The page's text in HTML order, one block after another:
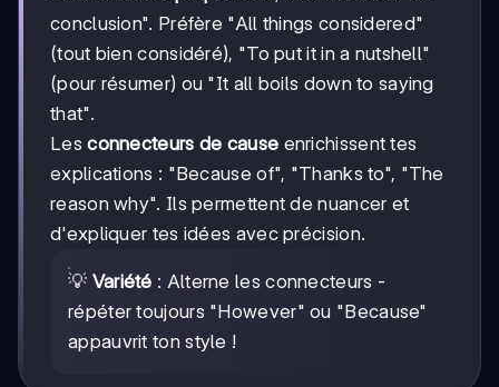
conclusion". Préfère "All things considered"
(tout bien considéré), "To put it in a nutshell"
(pour résumer) ou "It all boils down to saying
that".
Lesconnecteurs de cause enrichissent tes
explications : "Because of", "Thanks to", "The
reason why". Ils permettent de nuancer et
d'expliquer tes idées avec précision.
💡 Variété : Alterne les connecteurs -
répéter toujours "However" ou "Because"
appauvrit ton style !